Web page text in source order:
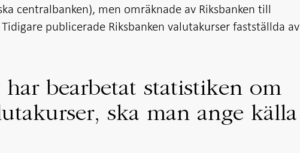
centralbanken), men omräknade av Riksbanken till
publicerade Riksbanken valutakurser fastställda av
bearbetat statistiken om
ska man ange källa